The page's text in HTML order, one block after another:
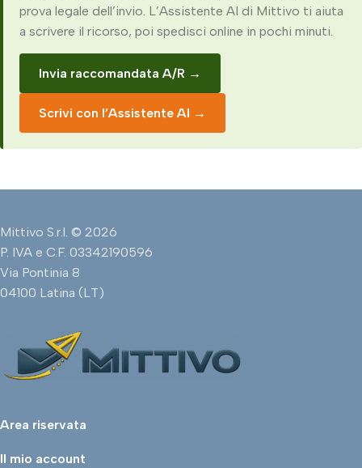
prova legale dell’invio. L’Assistente AI di Mittivo ti aiuta
a scrivere il ricorso, poi spedisci online in pochi minuti.
Invia raccomandata A/R →
Scrivi con l’Assistente AI →
Mittivo S.r.l. © 2026
P. IVA e C.F. 03342190596
Via Pontinia 8
04100 Latina (LT)
Area riservata
Il mio account